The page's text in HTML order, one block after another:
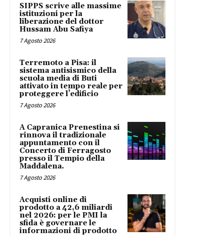
SIPPS scrive alle massime
istituzioni per la
liberazione del dottor
Hussam Abu Safiya
7 Agosto 2026
Terremoto a Pisa: il
sistema antisismico della
scuola media di Buti
attivato in tempo reale per
proteggere l’edificio
7 Agosto 2026
A Capranica Prenestina si
rinnova il tradizionale
appuntamento con il
Concerto di Ferragosto
presso il Tempio della
Maddalena.
7 Agosto 2026
Acquisti online di
prodotto a 42,6 miliardi
nel 2026: per le PMI la
sfida è governare le
informazioni di prodotto